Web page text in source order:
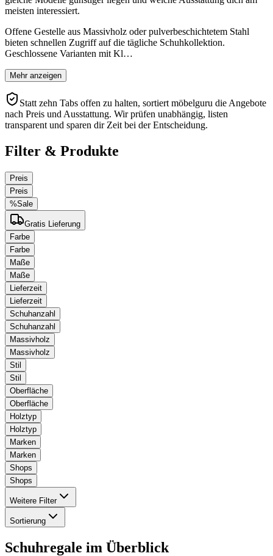
meisten interessiert.
Offene Gestelle aus Massivholz oder pulverbeschichtetem Stahl
bieten schnellen Zugriff auf die tägliche Schuhkollektion.
Geschlossene Varianten mit Kl…
Mehr anzeigen
Statt zehn Tabs offen zu halten, sortiert möbelguru die Angebote
nach Preis und Ausstattung. Wir prüfen unabhängig, listen
transparent und sparen dir Zeit bei der Entscheidung.
Filter & Produkte
Preis
Preis
%Sale
Gratis Lieferung
Farbe
Farbe
Maße
Maße
Lieferzeit
Lieferzeit
Schuhanzahl
Schuhanzahl
Massivholz
Massivholz
Stil
Stil
Oberfläche
Oberfläche
Holztyp
Holztyp
Marken
Marken
Shops
Shops
Weitere Filter
Sortierung
Schuhregale im Überblick